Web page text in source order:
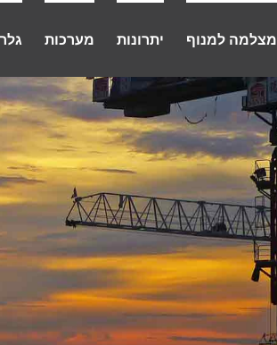
מצלמה למנוף יתרונות מערכות